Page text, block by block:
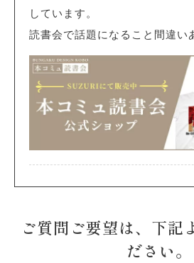
しています。
読書会で話題になること間違い
ご質問ご要望は、下記
ださい。